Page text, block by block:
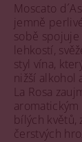
Moscato
jemně
sobě
lehkostí,
styl vína,
nižší alkohol
La Rosa
bílých květů,
čerstvých